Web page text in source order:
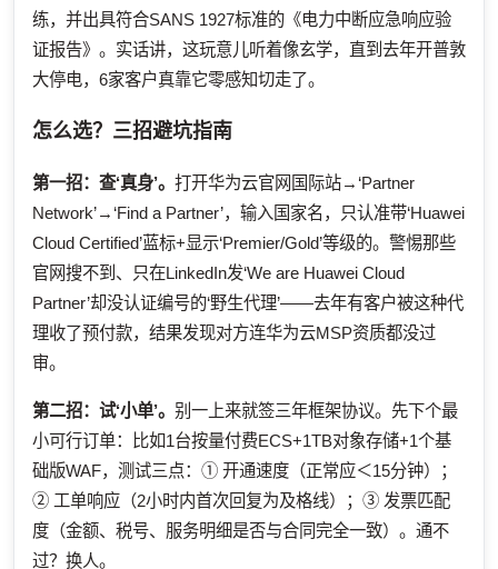
练，并出具符合SANS 1927标准的《电力中断应急响应验
证报告》。实话讲，这玩意儿听着像玄学，直到去年开普敦
大停电，6家客户真靠它零感知切走了。
怎么选？三招避坑指南
第一招：查‘真身’。 打开华为云官网国际站→‘Partner
Network’→‘Find a Partner’，输入国家名，只认准带‘Huawei
Cloud Certified’蓝标+显示‘Premier/Gold’等级的。警惕那些
官网搜不到、只在LinkedIn发‘We are Huawei Cloud
Partner’却没认证编号的‘野生代理’——去年有客户被这种代
理收了预付款，结果发现对方连华为云MSP资质都没过
审。
第二招：试‘小单’。 别一上来就签三年框架协议。先下个最
小可行订单：比如1台按量付费ECS+1TB对象存储+1个基
础版WAF，测试三点：① 开通速度（正常应＜15分钟）；
② 工单响应（2小时内首次回复为及格线）；③ 发票匹配
度（金额、税号、服务明细是否与合同完全一致）。通不
过？换人。